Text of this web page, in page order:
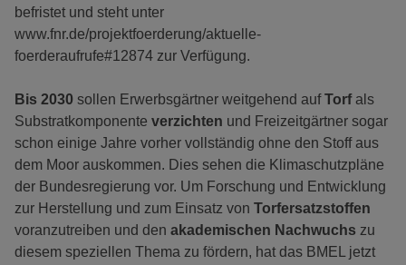
befristet und steht unter
www.fnr.de/projektfoerderung/aktuelle-
foerderaufrufe#12874 zur Verfügung.
Bis 2030 sollen Erwerbsgärtner weitgehend aufTorfals
Substratkomponente verzichten und Freizeitgärtner sogar
schon einige Jahre vorher vollständig ohne den Stoff aus
dem Moor auskommen. Dies sehen die Klimaschutzpläne
der Bundesregierung vor. Um Forschung und Entwicklung
zur Herstellung und zum Einsatz von Torfersatzstoffen
voranzutreiben und den akademischen Nachwuchs zu
diesem speziellen Thema zu fördern, hat das BMEL jetzt